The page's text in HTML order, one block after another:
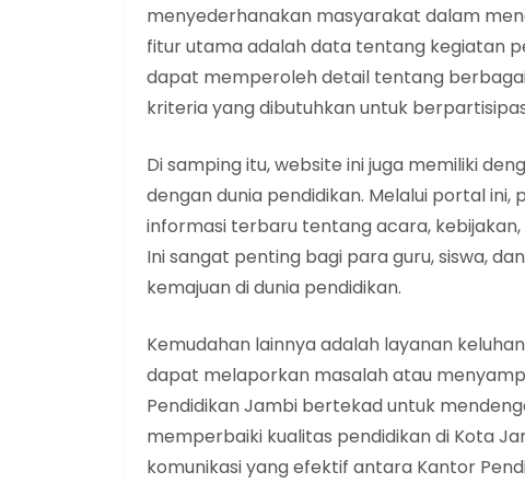
menyederhanakan masyarakat dalam
fitur utama adalah data tentang kegiatan
dapat memperoleh detail tentang
kriteria yang dibutuhkan untuk
Di samping itu, website ini juga memiliki
dengan dunia pendidikan. Melalui portal
informasi terbaru tentang acara,
Ini sangat penting bagi para guru, siswa,
kemajuan di dunia pendidikan.
Kemudahan lainnya adalah layanan
dapat melaporkan masalah atau
Pendidikan Jambi bertekad untuk
memperbaiki kualitas pendidikan di Kota
komunikasi yang efektif antara Kantor